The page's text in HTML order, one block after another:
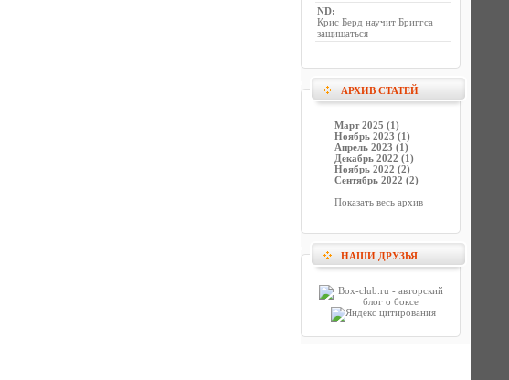
ND:
Крис Берд научит Бриггса
защищаться
АРХИВ СТАТЕЙ
Март 2025 (1)
Ноябрь 2023 (1)
Апрель 2023 (1)
Декабрь 2022 (1)
Ноябрь 2022 (2)
Сентябрь 2022 (2)
Показать весь архив
НАШИ ДРУЗЬЯ